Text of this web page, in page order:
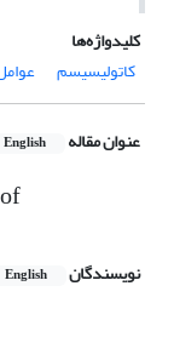
کلیدواژه‌ها
کاتولیسیسم
عنوان مقاله English
نویسندگان English